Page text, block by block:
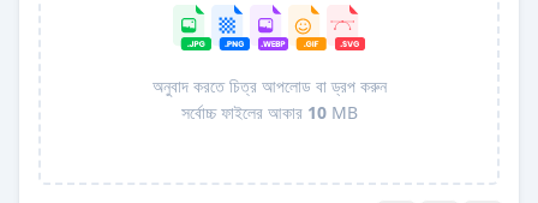
অনুবাদ করতে চিত্র আপলোড বা ড্রপ করুন
সর্বোচ্চ ফাইলের আকার 10MB